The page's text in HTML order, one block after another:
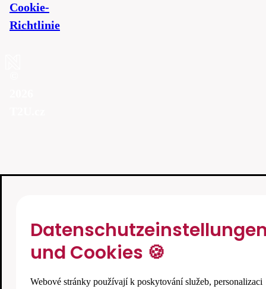
Cookie-
Richtlinie
und Cookies 🍪
Webové stránky používají k poskytování služeb, personalizaci